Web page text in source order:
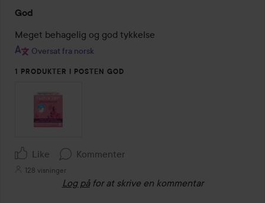
4
ud
af
God
Meget behagelig og god tykkelse
Oversat fra norsk
1 PRODUKTER I POSTEN GOD
Like Kommenter
128 visninger
Log på for at skrive en kommentar